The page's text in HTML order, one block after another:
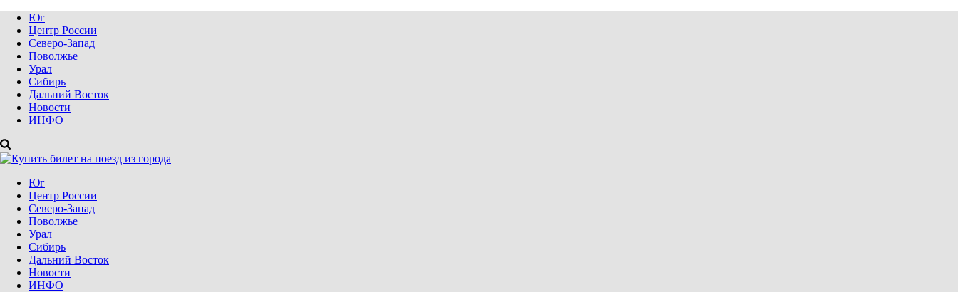
Юг
Центр России
Северо-Запад
Поволжье
Урал
Сибирь
Дальний Восток
Новости
ИНФО
Юг
Центр России
Северо-Запад
Поволжье
Урал
Сибирь
Дальний Восток
Новости
ИНФО